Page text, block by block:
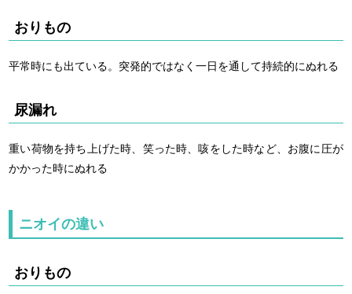
おりもの
平常時にも出ている。突発的ではなく一日を通して持続的にぬれる
尿漏れ
重い荷物を持ち上げた時、笑った時、咳をした時など、お腹に圧が
かかった時にぬれる
ニオイの違い
おりもの